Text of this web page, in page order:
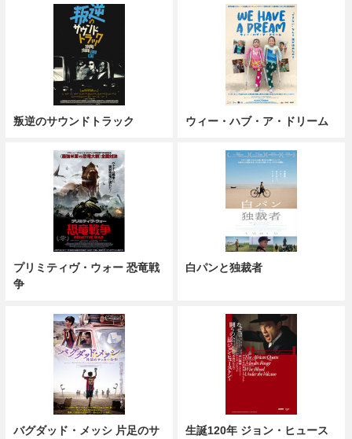
叛逆のサウンドトラック ウィー・ハブ・ア・ドリーム
プリミティヴ・ウォー 恐竜戦
争
白パンと独裁者
バグダッド・メッシ 片足のサ
生誕120年 ジョン・ヒュース